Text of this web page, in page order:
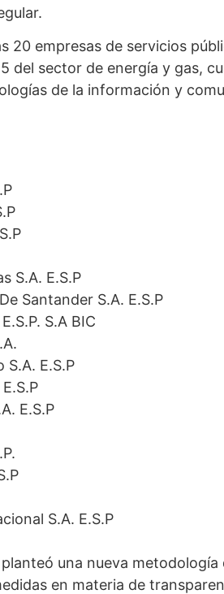
20 empresas de servicios
del sector de energía y gas,
de la información y
S.A. E.S.P
Santander S.A. E.S.P
S.A BIC
S.A. E.S.P
E.S.P
S.A. E.S.P
una nueva
en materia de